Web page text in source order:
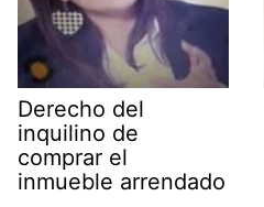
Derecho del
inquilino de
comprar el
inmueble arrendado